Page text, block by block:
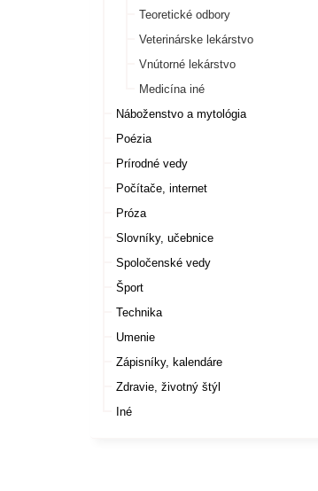
Teoretické odbory
Veterinárske lekárstvo
Vnútorné lekárstvo
Medicína iné
Náboženstvo a mytológia
Poézia
Prírodné vedy
Počítače, internet
Próza
Slovníky, učebnice
Spoločenské vedy
Šport
Technika
Umenie
Zápisníky, kalendáre
Zdravie, životný štýl
Iné